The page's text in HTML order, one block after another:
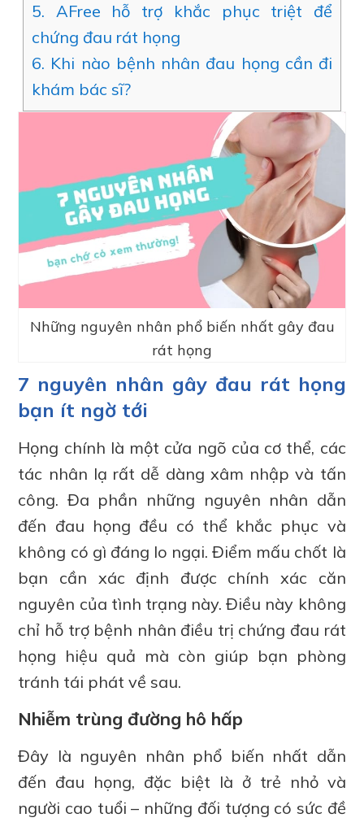
5. AFree hỗ trợ khắc phục triệt để
chứng đau rát họng
6. Khi nào bệnh nhân đau họng cần đi
khám bác sĩ?
Những nguyên nhân phổ biến nhất gây đau
rát họng
7 nguyên nhân gây đau rát họng
bạn ít ngờ tới
Họng chính là một cửa ngõ của cơ thể, các
tác nhân lạ rất dễ dàng xâm nhập và tấn
công. Đa phần những nguyên nhân dẫn
đến đau họng đều có thể khắc phục và
không có gì đáng lo ngại. Điểm mấu chốt là
bạn cần xác định được chính xác căn
nguyên của tình trạng này. Điều này không
chỉ hỗ trợ bệnh nhân điều trị chứng đau rát
họng hiệu quả mà còn giúp bạn phòng
tránh tái phát về sau.
Nhiễm trùng đường hô hấp
Đây là nguyên nhân phổ biến nhất dẫn
đến đau họng, đặc biệt là ở trẻ nhỏ và
người cao tuổi – những đối tượng có sức đề